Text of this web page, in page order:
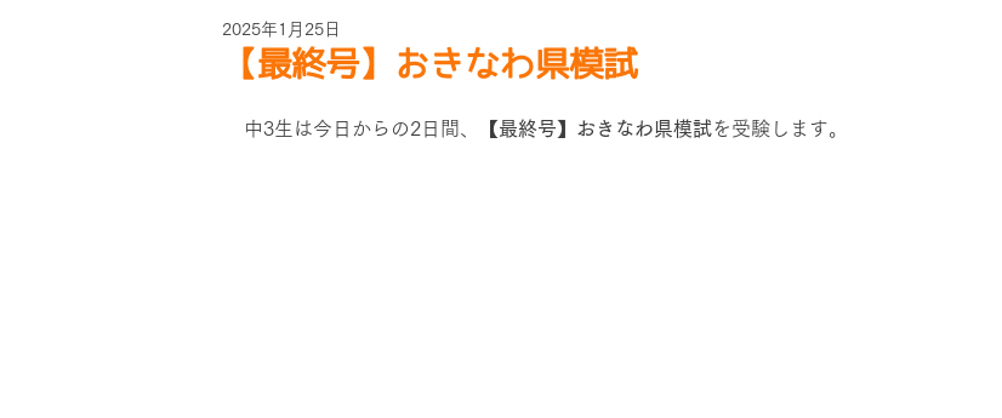
【最終号】おきなわ県模試
2025年1月25日
中3生は今日からの2日間、 【最終号】おきなわ県模試を受験します。